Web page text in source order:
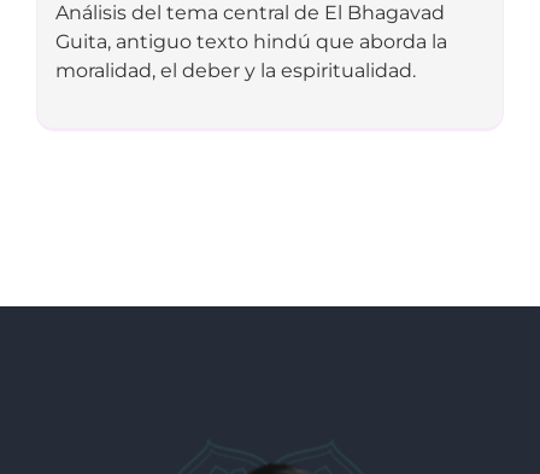
Análisis del tema central de El Bhagavad
Guita, antiguo texto hindú que aborda la
moralidad, el deber y la espiritualidad.